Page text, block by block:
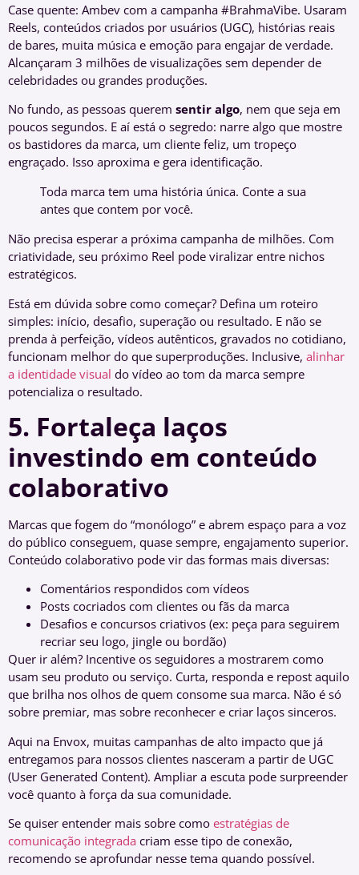
Case quente: Ambev com a campanha #BrahmaVibe. Usaram
Reels, conteúdos criados por usuários (UGC), histórias reais
de bares, muita música e emoção para engajar de verdade.
Alcançaram 3 milhões de visualizações sem depender de
celebridades ou grandes produções.
No fundo, as pessoas querem sentir algo, nem que seja em
poucos segundos. E aí está o segredo: narre algo que mostre
os bastidores da marca, um cliente feliz, um tropeço
engraçado. Isso aproxima e gera identificação.
Toda marca tem uma história única. Conte a sua
antes que contem por você.
Não precisa esperar a próxima campanha de milhões. Com
criatividade, seu próximo Reel pode viralizar entre nichos
estratégicos.
Está em dúvida sobre como começar? Defina um roteiro
simples: início, desafio, superação ou resultado. E não se
prenda à perfeição, vídeos autênticos, gravados no cotidiano,
funcionam melhor do que superproduções. Inclusive, alinhar
a identidade visual do vídeo ao tom da marca sempre
potencializa o resultado.
5. Fortaleça laços
investindo em conteúdo
colaborativo
Marcas que fogem do “monólogo” e abrem espaço para a voz
do público conseguem, quase sempre, engajamento superior.
Conteúdo colaborativo pode vir das formas mais diversas:
Comentários respondidos com vídeos
Posts cocriados com clientes ou fãs da marca
Desafios e concursos criativos (ex: peça para seguirem
recriar seu logo, jingle ou bordão)
Quer ir além? Incentive os seguidores a mostrarem como
usam seu produto ou serviço. Curta, responda e repost aquilo
que brilha nos olhos de quem consome sua marca. Não é só
sobre premiar, mas sobre reconhecer e criar laços sinceros.
Aqui na Envox, muitas campanhas de alto impacto que já
entregamos para nossos clientes nasceram a partir de UGC
(User Generated Content). Ampliar a escuta pode surpreender
você quanto à força da sua comunidade.
Se quiser entender mais sobre como estratégias de
comunicação integrada criam esse tipo de conexão,
recomendo se aprofundar nesse tema quando possível.